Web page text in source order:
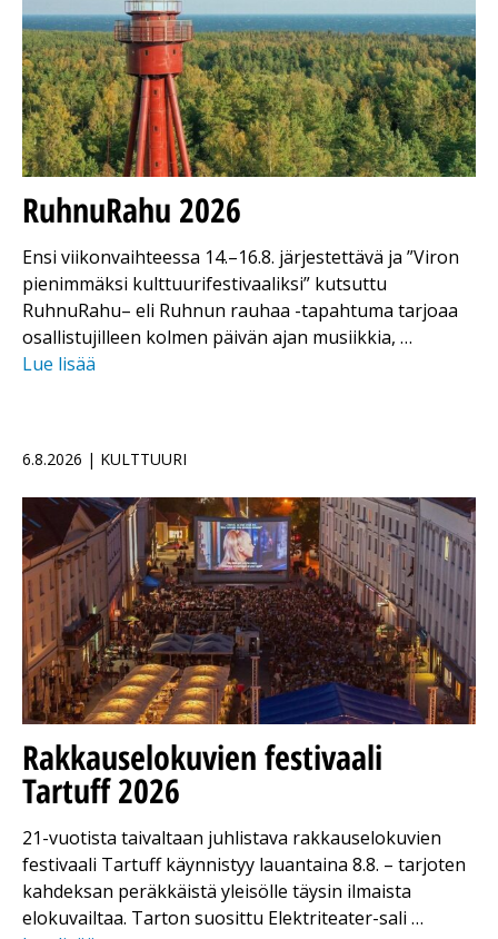
RuhnuRahu 2026
Ensi viikonvaihteessa 14.–16.8. järjestettävä ja ”Viron
pienimmäksi kulttuurifestivaaliksi” kutsuttu
RuhnuRahu– eli Ruhnun rauhaa -tapahtuma tarjoaa
osallistujilleen kolmen päivän ajan musiikkia, …
Lue lisää
6.8.2026 | KULTTUURI
Rakkauselokuvien festivaali
Tartuff 2026
21-vuotista taivaltaan juhlistava rakkauselokuvien
festivaali Tartuff käynnistyy lauantaina 8.8. – tarjoten
kahdeksan peräkkäistä yleisölle täysin ilmaista
elokuvailtaa. Tarton suosittu Elektriteater-sali …